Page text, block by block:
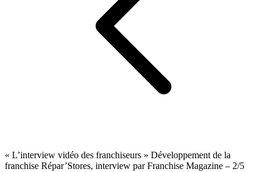
« L’interview vidéo des franchiseurs » Développement de la
franchise Répar’Stores, interview par Franchise Magazine – 2/5